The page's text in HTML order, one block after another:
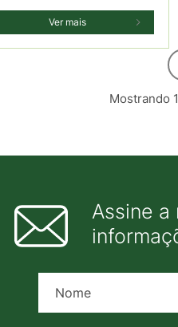
Ver mais
Mostrando
Assine